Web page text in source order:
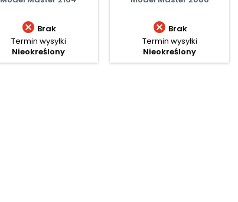
 Brak
Termin wysyłki
Nieokreślony
 Brak
Termin wysyłki
Nieokreślony